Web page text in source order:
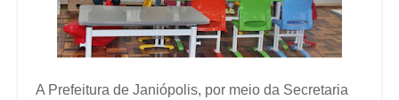
A Prefeitura de Janiópolis, por meio da Secretaria